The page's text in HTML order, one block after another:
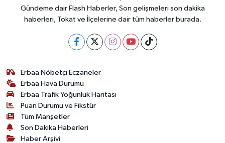
Gündeme dair Flash Haberler, Son gelişmeleri son dakika
haberleri, Tokat ve İlçelerine dair tüm haberler burada.
Erbaa Nöbetçi Eczaneler
Erbaa Hava Durumu
Erbaa Trafik Yoğunluk Haritası
Puan Durumu ve Fikstür
Tüm Manşetler
Son Dakika Haberleri
Haber Arşivi